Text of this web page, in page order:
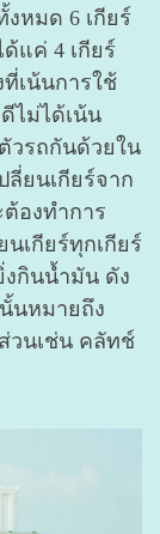
หมด 6 เกียร์
แค่ 4 เกียร์
เน้นการใช้
ไม่ได้เน้น
วรถกันด้วยใน
ลี่ยนเกียร์จาก
ต้องทำการ
นเกียร์ทุกเกียร์
งกินน้ำมัน ดัง
นหมายถึง
วนเช่น คลัทช์